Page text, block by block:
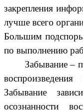
закрепления
лучше всего
Большим
по выполнению
Забывание –
Забывание
осознанности